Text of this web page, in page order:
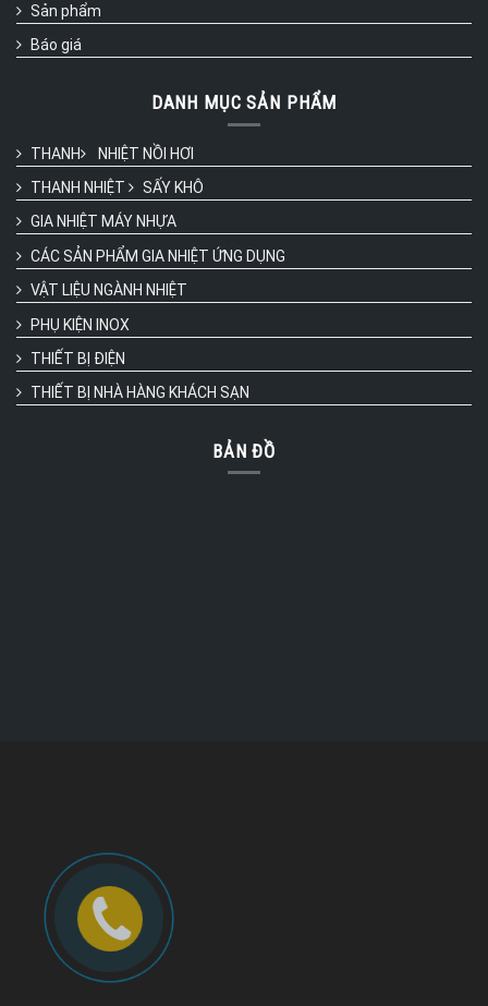
Sản phẩm
Báo giá
DANH MỤC SẢN PHẨM
THANH
NHIỆT NỒI HƠI
THANH NHIỆT
SẤY KHÔ
GIA NHIỆT MÁY NHỰA
CÁC SẢN PHẨM GIA NHIỆT ỨNG DỤNG
VẬT LIỆU NGÀNH NHIỆT
PHỤ KIỆN INOX
THIẾT BỊ ĐIỆN
THIẾT BỊ NHÀ HÀNG KHÁCH SẠN
BẢN ĐỒ